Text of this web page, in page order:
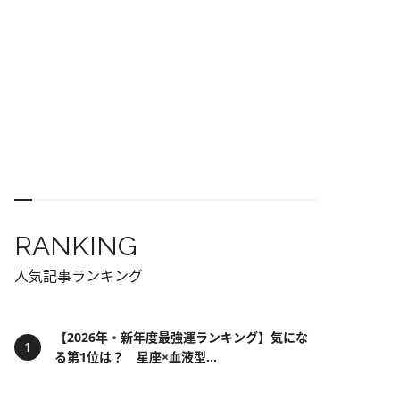
RANKING
人気記事ランキング
【2026年・新年度最強運ランキング】気にな
る第1位は？ 星座×血液型...